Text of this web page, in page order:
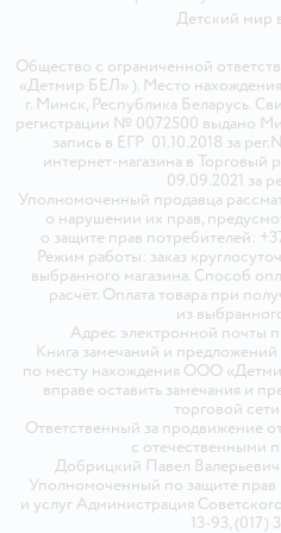
Детский мир
Общество с ограниченной
«Детмир БЕЛ» ). Место
г. Минск, Республика Беларусь.
регистрации № 0072500 выдано
запись в ЕГР 01.10.2018 за
интернет-магазина в Торговый
09.09.2021 за
Уполномоченный продавца
о нарушении их прав,
о защите прав потребителей:
Режим работы: заказ
выбранного магазина. Способ
расчёт. Оплата товара при
из
Адрес электронной почты
Книга замечаний и предложений
по месту нахождения ООО
вправе оставить замечания и
торговой
Ответственный за продвижение
с отечественными
Добрицкий Павел Валерьевич
Уполномоченный по защите прав
и услуг Администрация
13-93, (017)